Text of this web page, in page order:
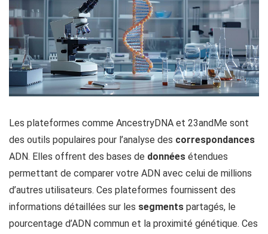
Les plateformes comme AncestryDNA et 23andMe sont
des outils populaires pour l’analyse des correspondances
ADN. Elles offrent des bases de données étendues
permettant de comparer votre ADN avec celui de millions
d’autres utilisateurs. Ces plateformes fournissent des
informations détaillées sur les segments partagés, le
pourcentage d’ADN commun et la proximité génétique. Ces